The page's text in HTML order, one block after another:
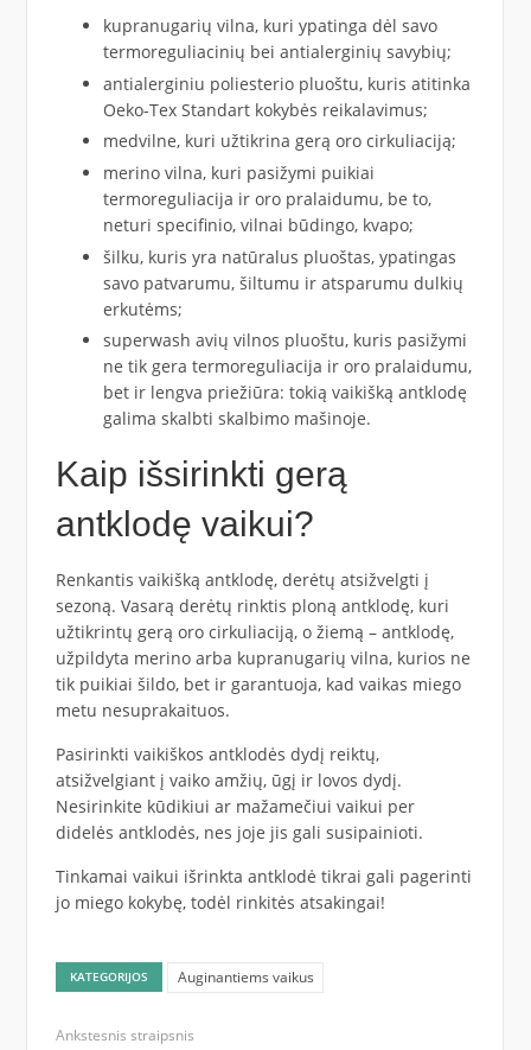
kupranugarių vilna, kuri ypatinga dėl savo
termoreguliacinių bei antialerginių savybių;
antialerginiu poliesterio pluoštu, kuris atitinka
Oeko-Tex Standart kokybės reikalavimus;
medvilne, kuri užtikrina gerą oro cirkuliaciją;
merino vilna, kuri pasižymi puikiai
termoreguliacija ir oro pralaidumu, be to,
neturi specifinio, vilnai būdingo, kvapo;
šilku, kuris yra natūralus pluoštas, ypatingas
savo patvarumu, šiltumu ir atsparumu dulkių
erkutėms;
superwash avių vilnos pluoštu, kuris pasižymi
ne tik gera termoreguliacija ir oro pralaidumu,
bet ir lengva priežiūra: tokią vaikišką antklodę
galima skalbti skalbimo mašinoje.
Kaip išsirinkti gerą
antklodę vaikui?
Renkantis vaikišką antklodę, derėtų atsižvelgti į
sezoną. Vasarą derėtų rinktis ploną antklodę, kuri
užtikrintų gerą oro cirkuliaciją, o žiemą – antklodę,
užpildyta merino arba kupranugarių vilna, kurios ne
tik puikiai šildo, bet ir garantuoja, kad vaikas miego
metu nesuprakaituos.
Pasirinkti vaikiškos antklodės dydį reiktų,
atsižvelgiant į vaiko amžių, ūgį ir lovos dydį.
Nesirinkite kūdikiui ar mažamečiui vaikui per
didelės antklodės, nes joje jis gali susipainioti.
Tinkamai vaikui išrinkta antklodė tikrai gali pagerinti
jo miego kokybę, todėl rinkitės atsakingai!
KATEGORIJOS Auginantiems vaikus
Ankstesnis straipsnis